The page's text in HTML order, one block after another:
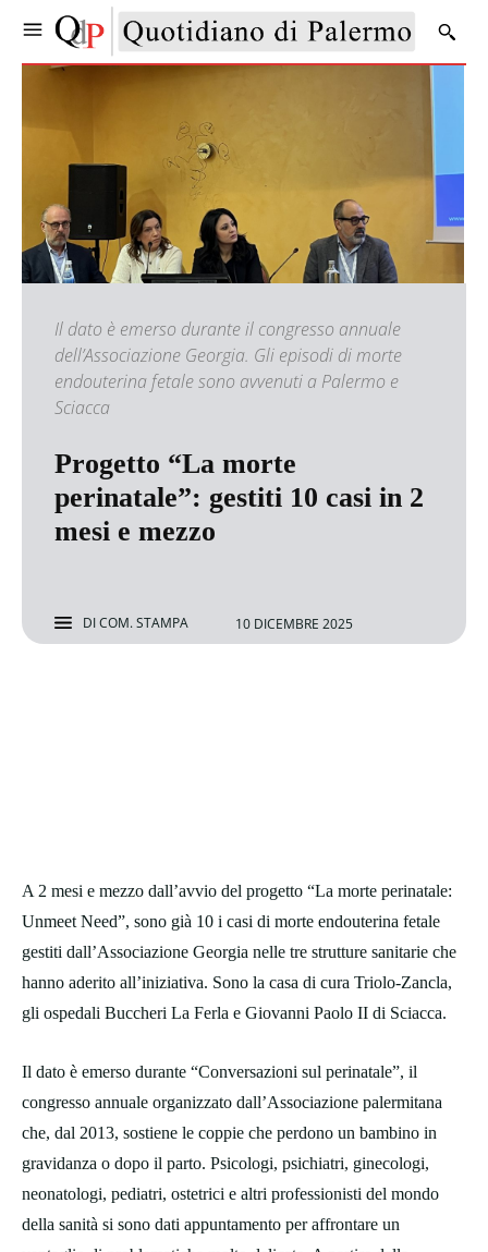
Il dato è emerso durante il congresso annuale
dell’Associazione Georgia. Gli episodi di morte
endouterina fetale sono avvenuti a Palermo e
Sciacca
Progetto “La morte
perinatale”: gestiti 10 casi in 2
mesi e mezzo
DICOM. STAMPA 10 DICEMBRE 2025
A 2 mesi e mezzo dall’avvio del progetto “La morte perinatale:
Unmeet Need”, sono già 10 i casi di morte endouterina fetale
gestiti dall’Associazione Georgia nelle tre strutture sanitarie che
hanno aderito all’iniziativa. Sono la casa di cura Triolo-Zancla,
gli ospedali Buccheri La Ferla e Giovanni Paolo II di Sciacca.
Il dato è emerso durante “Conversazioni sul perinatale”, il
congresso annuale organizzato dall’Associazione palermitana
che, dal 2013, sostiene le coppie che perdono un bambino in
gravidanza o dopo il parto. Psicologi, psichiatri, ginecologi,
neonatologi, pediatri, ostetrici e altri professionisti del mondo
della sanità si sono dati appuntamento per affrontare un